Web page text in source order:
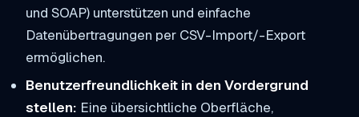
und SOAP) unterstützen und einfache
Datenübertragungen per CSV-Import/-Export
ermöglichen.
Benutzerfreundlichkeit in den Vordergrund
stellen: Eine übersichtliche Oberfläche,